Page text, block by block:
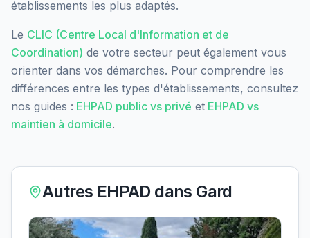
établissements les plus adaptés.
Le CLIC (Centre Local d'Information et de
Coordination) de votre secteur peut également vous
orienter dans vos démarches. Pour comprendre les
différences entre les types d'établissements, consultez
nos guides : EHPAD public vs privé et EHPAD vs
maintien à domicile.
Autres EHPAD dans Gard